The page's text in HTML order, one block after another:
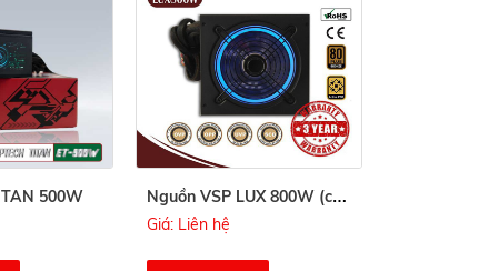
500W
N
guồn VSP LUX 800W (công suất thực - 80Plus)
Giá: Liên hệ